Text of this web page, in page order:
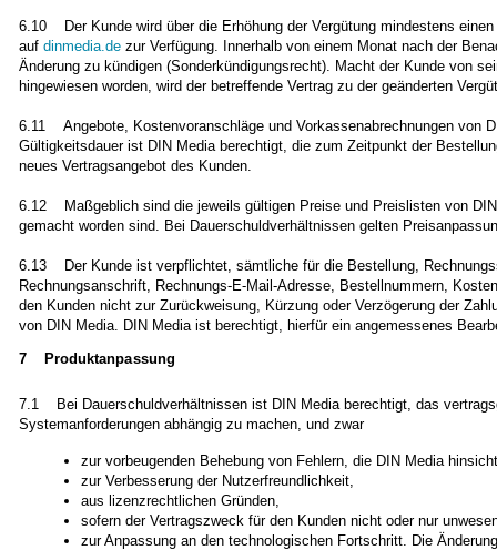
6.10 Der Kunde wird über die Erhöhung der Vergütung mindestens
auf dinmedia.de zur Verfügung. Innerhalb von einem Monat nach der
Änderung zu kündigen (Sonderkündigungsrecht). Macht der Kunde von
hingewiesen worden, wird der betreffende Vertrag zu der geänderten
6.11 Angebote, Kostenvoranschläge und Vorkassenabrechnungen von
Gültigkeitsdauer ist DIN Media berechtigt, die zum Zeitpunkt der
neues Vertragsangebot des Kunden.
6.12 Maßgeblich sind die jeweils gültigen Preise und Preislisten von
gemacht worden sind. Bei Dauerschuldverhältnissen gelten
6.13 Der Kunde ist verpflichtet, sämtliche für die Bestellung,
Rechnungsanschrift, Rechnungs-E-Mail-Adresse, Bestellnummern,
den Kunden nicht zur Zurückweisung, Kürzung oder Verzögerung der
von DIN Media. DIN Media ist berechtigt, hierfür ein angemessenes
7 Produktanpassung
7.1 Bei Dauerschuldverhältnissen ist DIN Media berechtigt, das
Systemanforderungen abhängig zu machen, und zwar
zur vorbeugenden Behebung von Fehlern, die DIN Media
zur Verbesserung der Nutzerfreundlichkeit,
aus lizenzrechtlichen Gründen,
sofern der Vertragszweck für den Kunden nicht oder nur
zur Anpassung an den technologischen Fortschritt. Die